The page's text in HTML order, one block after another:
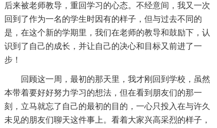
后来被老师教导，重回学习的心态。不经意间，我又一次
回到了作为一名的学生时因有的样子，但与过去不同的
是，在这个新的学期里，我们在老师的教导和鼓励下，认
识到了自己的成长，并让自己的决心和目标又前进了一
步！
回顾这一周，最初的那天里，我才刚回到学校，虽然
本带着要好好努力学习的想法，但在看到朋友们的那一
刻，立马就忘了自己的最初的目的，一心只投入在与许久
未见的朋友们聊天这件事上。看着大家兴高采烈的样子，